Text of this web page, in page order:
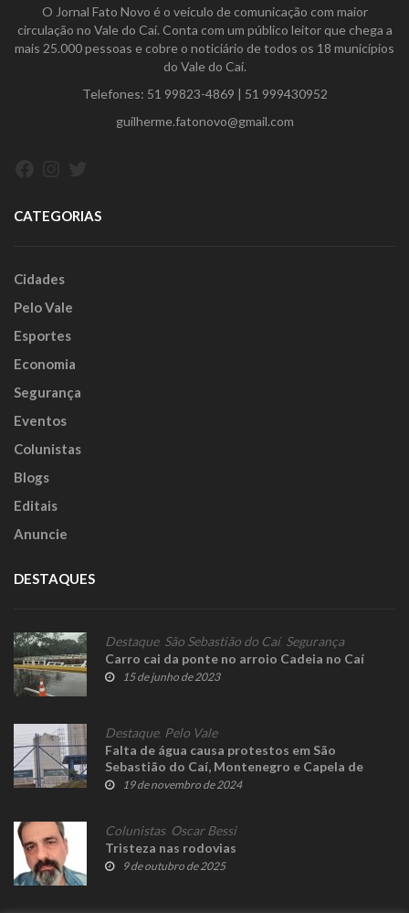
O Jornal Fato Novo é o veículo de comunicação com maior
circulação no Vale do Caí. Conta com um público leitor que chega a
mais 25.000 pessoas e cobre o noticiário de todos os 18 municípios
do Vale do Caí.
Telefones: 51 99823-4869 | 51 999430952
guilherme.fatonovo@gmail.com
CATEGORIAS
Cidades
Pelo Vale
Esportes
Economia
Segurança
Eventos
Colunistas
Blogs
Editais
Anuncie
DESTAQUES
Destaque, São Sebastião do Caí, Segurança
Carro cai da ponte no arroio Cadeia no Caí
15 de junho de 2023
Destaque, Pelo Vale
Falta de água causa protestos em São
Sebastião do Caí, Montenegro e Capela de
Santana
19 de novembro de 2024
Colunistas, Oscar Bessi
Tristeza nas rodovias
9 de outubro de 2025